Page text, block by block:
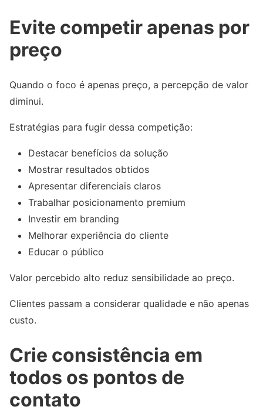
Evite competir apenas por
preço
Quando o foco é apenas preço, a percepção de valor
diminui.
Estratégias para fugir dessa competição:
Destacar benefícios da solução
Mostrar resultados obtidos
Apresentar diferenciais claros
Trabalhar posicionamento premium
Investir em branding
Melhorar experiência do cliente
Educar o público
Valor percebido alto reduz sensibilidade ao preço.
Clientes passam a considerar qualidade e não apenas
custo.
Crie consistência em
todos os pontos de
contato